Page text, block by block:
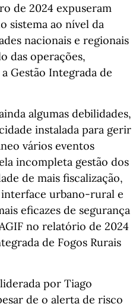
de 2024 expuseram
sistema ao nível da
nacionais e regionais
das operações,
Gestão Integrada de
algumas debilidades,
instalada para gerir
vários eventos
incompleta gestão dos
de mais fiscalização,
urbano-rural e
eficazes de segurança
no relatório de 2024
de Fogos Rurais
por Tiago
de o alerta de risco